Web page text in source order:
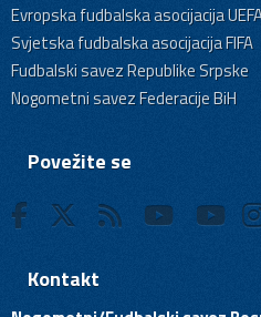
Evropska fudbalska asocijacija
Svjetska fudbalska asocijacija FIFA
Fudbalski savez Republike Srpske
Nogometni savez Federacije BiH
Povežite se
Kontakt